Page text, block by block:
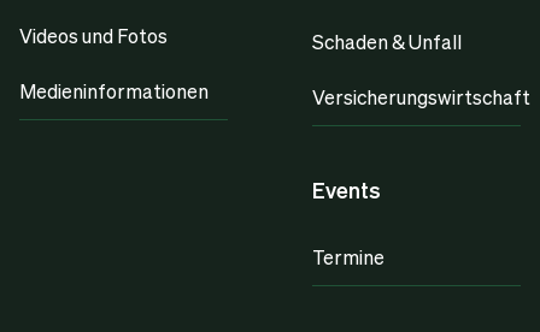
Videos und Fotos
Medieninformationen
Schaden & Unfall
Versicherungswirtschaft
Events
Termine